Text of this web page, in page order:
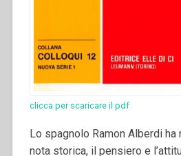
clicca per scaricare il pdf
Lo spagnolo Ramon Alberdi ha
nota storica, il pensiero e